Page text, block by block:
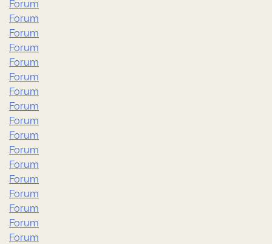
Forum
Forum
Forum
Forum
Forum
Forum
Forum
Forum
Forum
Forum
Forum
Forum
Forum
Forum
Forum
Forum
Forum